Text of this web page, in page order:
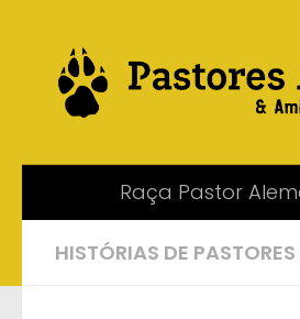
Raça Pastor
HISTÓRIAS DE